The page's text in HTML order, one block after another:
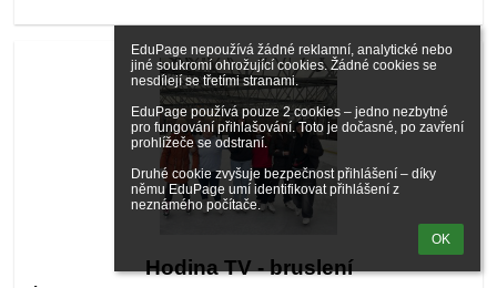
EduPage nepoužívá žádné reklamní, analytické nebo
jiné soukromí ohrožující cookies. Žádné cookies se
nesdílejí se třetími stranami.
EduPage používá pouze 2 cookies – jedno nezbytné
pro fungování přihlašování. Toto je dočasné, po zavření
prohlížeče se odstraní.
Druhé cookie zvyšuje bezpečnost přihlášení – díky
němu EduPage umí identifikovat přihlášení z
neznámého počítače.
OK
Hodina TV - bruslení